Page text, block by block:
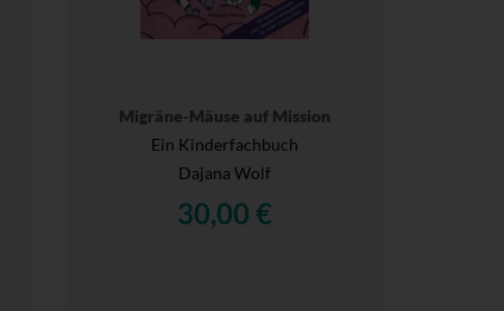
Migräne-Mäuse auf Mission
Ein Kinderfachbuch
Dajana Wolf
30,00 €